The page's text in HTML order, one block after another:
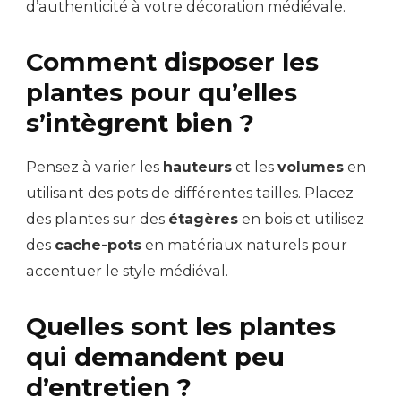
d’authenticité à votre décoration médiévale.
Comment disposer les
plantes pour qu’elles
s’intègrent bien ?
Pensez à varier les hauteurs et les volumes en
utilisant des pots de différentes tailles. Placez
des plantes sur des étagères en bois et utilisez
des cache-pots en matériaux naturels pour
accentuer le style médiéval.
Quelles sont les plantes
qui demandent peu
d’entretien ?